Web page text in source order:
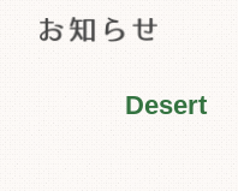
Desert